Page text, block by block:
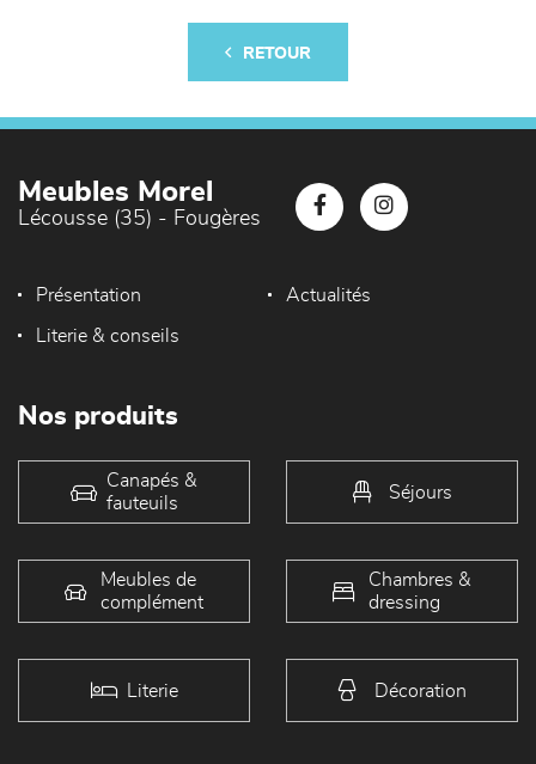
RETOUR
Meubles Morel
Lécousse (35) - Fougères
Présentation Actualités
Literie & conseils
Nos produits
Canapés &
fauteuils
Séjours
Meubles de
complément
Chambres &
dressing
Literie Décoration